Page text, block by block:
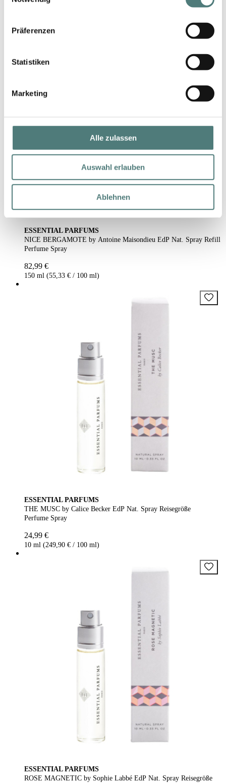
Präferenzen
Statistiken
Marketing
Alle zulassen
Auswahl erlauben
Ablehnen
ESSENTIAL PARFUMS
NICE BERGAMOTE by Antoine Maisondieu EdP Nat. Spray Refill
Perfume Spray
82,99 €
150 ml (55,33 € / 100 ml)
ESSENTIAL PARFUMS
THE MUSC by Calice Becker EdP Nat. Spray Reisegröße
Perfume Spray
24,99 €
10 ml (249,90 € / 100 ml)
ESSENTIAL PARFUMS
ROSE MAGNETIC by Sophie Labbé EdP Nat. Spray Reisegröße